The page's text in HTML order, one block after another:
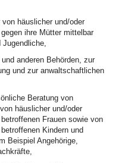
häuslicher und/oder
ihre Mütter mittelbar
Jugendliche,
anderen Behörden, zur
und zur anwaltschaftlichen
Beratung von
häuslicher und/oder
Frauen sowie von
Kindern und
Beispiel Angehörige,